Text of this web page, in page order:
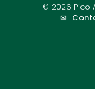
© 2026 Pico
✉